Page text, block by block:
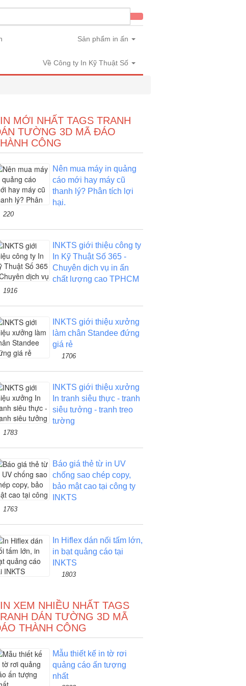
Sản phẩm in ấn
Về Công ty In Kỹ Thuật Số
MỚI NHẤT TAGS TRANH
TƯỜNG 3D MÃ ĐÁO
CÔNG
Nên mua máy in quảng
cáo mới hay máy cũ
thanh lý? Phân tích lợi
hại.
220
INKTS giới thiệu công ty
In Kỹ Thuật Số 365 -
Chuyên dịch vụ in ấn
chất lượng cao TPHCM
1916
INKTS giới thiệu xưởng
làm chân Standee đứng
giá rẻ
1706
INKTS giới thiệu xưởng
In tranh siêu thực - tranh
siêu tưởng - tranh treo
tường
1783
Báo giá thẻ từ in UV
chống sao chép copy,
bảo mật cao tại công ty
INKTS
1763
In Hiflex dán nối tấm lớn,
in bạt quảng cáo tại
INKTS
1803
XEM NHIỀU NHẤT TAGS
DÁN TƯỜNG 3D MÃ
THÀNH CÔNG
Mẫu thiết kế in tờ rơi
quảng cáo ấn tượng
nhất